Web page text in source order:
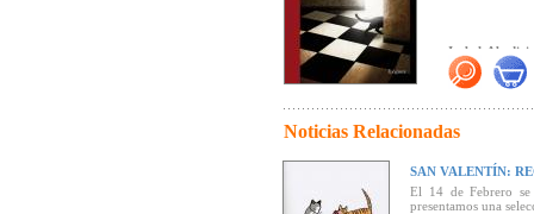
Isabel Abedi
emocionante
Su novela
pasiones
El libro
Noticias Relacionadas
SAN VALENTÍN:
El 14 de Febrero
presentamos una